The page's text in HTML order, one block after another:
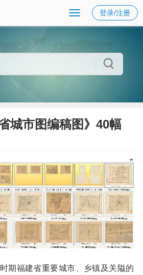
登录/注册
城市图编稿图》40幅
期福建省重要城市、乡镇及关隘的